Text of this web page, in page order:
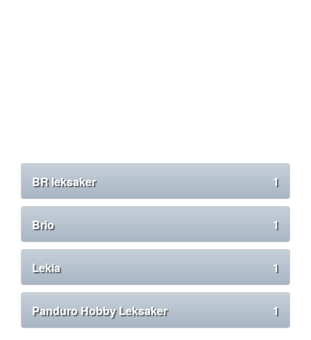
BR leksaker 1
Brio 1
Lekia 1
Panduro Hobby Leksaker 1